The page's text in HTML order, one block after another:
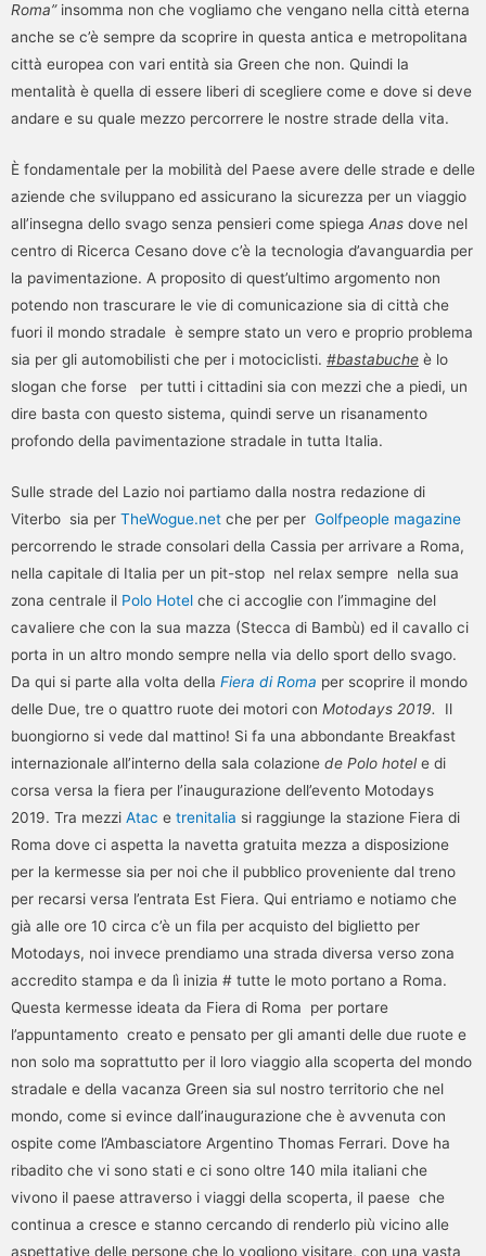
Roma”insomma non che vogliamo che vengano nella città eterna
anche se c’è sempre da scoprire in questa antica e metropolitana
città europea con vari entità sia Green che non. Quindi la
mentalità è quella di essere liberi di scegliere come e dove si deve
andare e su quale mezzo percorrere le nostre strade della vita.
È fondamentale per la mobilità del Paese avere delle strade e delle
aziende che sviluppano ed assicurano la sicurezza per un viaggio
all’insegna dello svago senza pensieri come spiega Anas dove nel
centro di Ricerca Cesano dove c’è la tecnologia d’avanguardia per
la pavimentazione. A proposito di quest’ultimo argomento non
potendo non trascurare le vie di comunicazione sia di città che
fuori il mondo stradale è sempre stato un vero e proprio problema
sia per gli automobilisti che per i motociclisti. #bastabuche è lo
slogan che forse per tutti i cittadini sia con mezzi che a piedi, un
dire basta con questo sistema, quindi serve un risanamento
profondo della pavimentazione stradale in tutta Italia.
Sulle strade del Lazio noi partiamo dalla nostra redazione di
Viterbo sia per TheWogue.net che per per Golfpeople magazine
percorrendo le strade consolari della Cassia per arrivare a Roma,
nella capitale di Italia per un pit-stop nel relax sempre nella sua
zona centrale il Polo Hotel che ci accoglie con l’immagine del
cavaliere che con la sua mazza (Stecca di Bambù) ed il cavallo ci
porta in un altro mondo sempre nella via dello sport dello svago.
Da qui si parte alla volta della Fiera di Roma per scoprire il mondo
delle Due, tre o quattro ruote dei motori con Motodays 2019. Il
buongiorno si vede dal mattino! Si fa una abbondante Breakfast
internazionale all’interno della sala colazione de Polo hotele di
corsa versa la fiera per l’inaugurazione dell’evento Motodays
2019. Tra mezzi Atac e trenitalia si raggiunge la stazione Fiera di
Roma dove ci aspetta la navetta gratuita mezza a disposizione
per la kermesse sia per noi che il pubblico proveniente dal treno
per recarsi versa l’entrata Est Fiera. Qui entriamo e notiamo che
già alle ore 10 circa c’è un fila per acquisto del biglietto per
Motodays, noi invece prendiamo una strada diversa verso zona
accredito stampa e da lì inizia # tutte le moto portano a Roma.
Questa kermesse ideata da Fiera di Roma per portare
l’appuntamento creato e pensato per gli amanti delle due ruote e
non solo ma soprattutto per il loro viaggio alla scoperta del mondo
stradale e della vacanza Green sia sul nostro territorio che nel
mondo, come si evince dall’inaugurazione che è avvenuta con
ospite come l’Ambasciatore Argentino Thomas Ferrari. Dove ha
ribadito che vi sono stati e ci sono oltre 140 mila italiani che
vivono il paese attraverso i viaggi della scoperta, il paese che
continua a cresce e stanno cercando di renderlo più vicino alle
aspettative delle persone che lo vogliono visitare, con una vasta